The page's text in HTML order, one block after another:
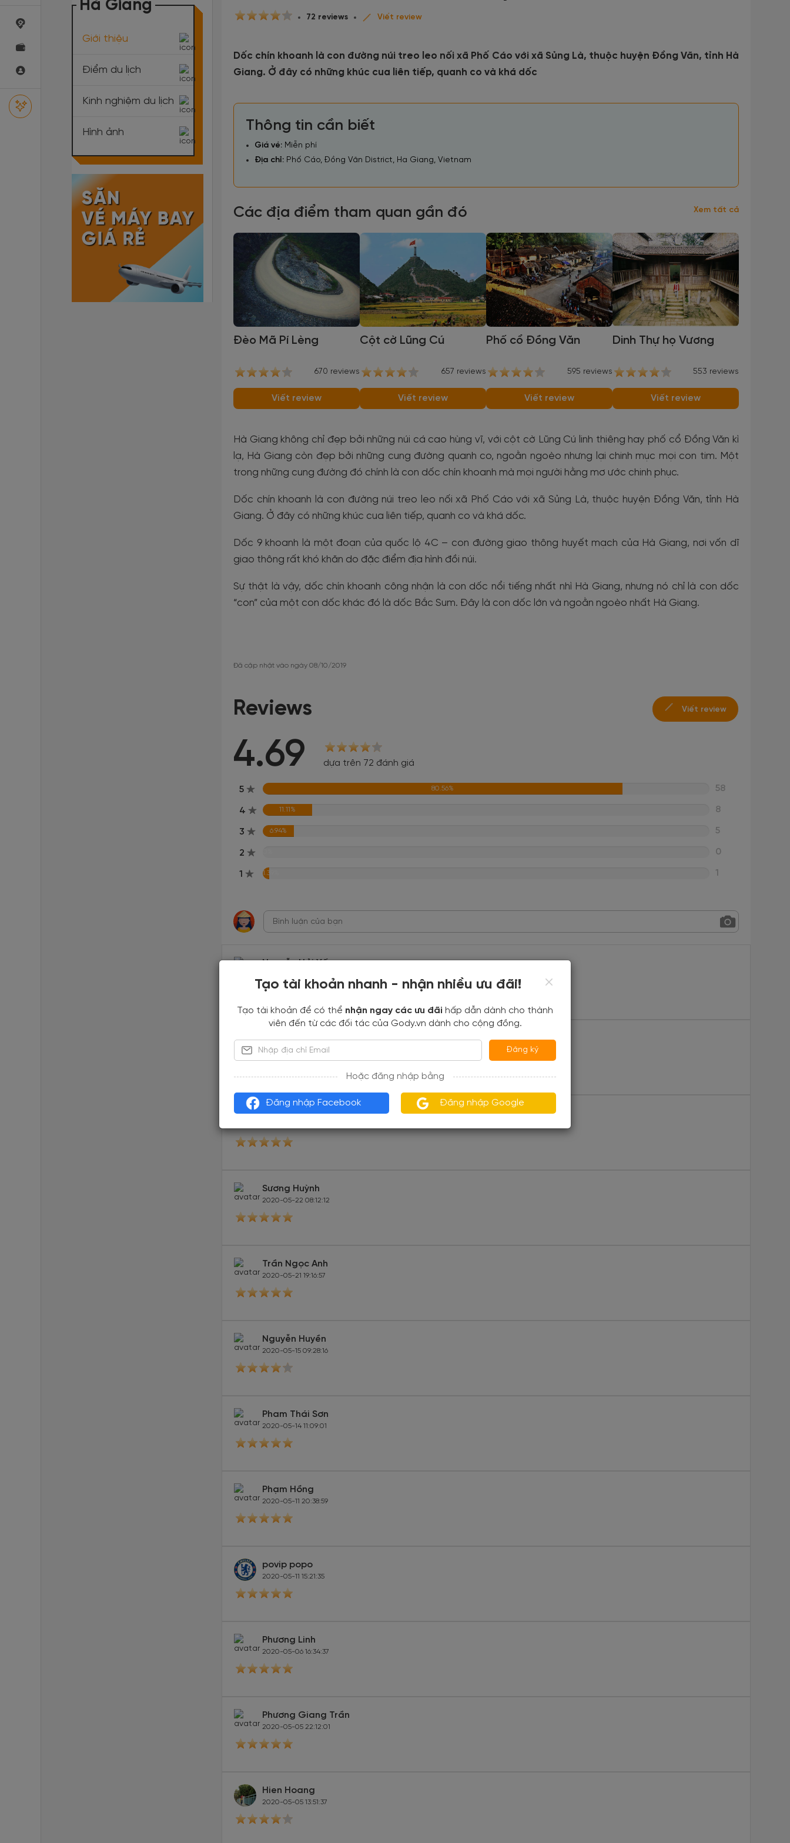
72 reviews Viết review
Dốc chín khoanh là con đường núi treo leo nối xã Phố Cáo với xã Sủng Là, thuộc huyện Đồng Văn, tỉnh Hà
Giang. Ở đây có những khúc cua liên tiếp, quanh co và khá dốc
Thông tin cần biết
Giá vé: Miễn phí
Địa chỉ: Phố Cáo, Đồng Văn District, Ha Giang, Vietnam
Các địa điểm tham quan gần đó Xem tất cả
Đèo Mã Pí Lèng
670 reviews
Viết review
Cột cờ Lũng Cú
657 reviews
Viết review
Phố cổ Đồng Văn
595 reviews
Viết review
Dinh Thự họ Vương
553 reviews
Viết review
Hà Giang không chỉ đẹp bởi những núi cá cao hùng vĩ, với cột cờ Lũng Cú linh thiêng hay phố cổ Đồng Văn kì
lạ, Hà Giang còn đẹp bởi những cung đường quanh co, ngoằn ngoèo nhưng lại chinh mục mọi con tim. Một
trong những cung đường đó chính là con dốc chín khoanh mà mọi người hằng mơ ước chinh phục.
Dốc chín khoanh là con đường núi treo leo nối xã Phố Cáo với xã Sủng Là, thuộc huyện Đồng Văn, tỉnh Hà
Giang. Ở đây có những khúc cua liên tiếp, quanh co và khá dốc.
Dốc 9 khoanh là một đoạn của quốc lộ 4C – con đường giao thông huyết mạch của Hà Giang, nơi vốn dĩ
giao thông rất khó khăn do đặc điểm địa hình đồi núi.
Sự thật là vậy, dốc chín khoanh công nhận là con dốc nổi tiếng nhất nhì Hà Giang, nhưng nó chỉ là con dốc
“con” của một con dốc khác đó là dốc Bắc Sum. Đây là con dốc lớn và ngoằn ngoèo nhất Hà Giang.
Đã cập nhật vào ngày 08/10/2019
Reviews Viết review
4.69 dựa trên 72 đánh giá
5 80.56% 58
4 11.11% 8
3 6.94% 5
2 0
1 1.39% 1
Nguyễn Hải Yến
Nguyễn Công Thương
2020-05-29 10:52:41
Nguyễn Công Đoàn
Sương Huỳnh
2020-05-22 08:12:12
Trần Ngọc Anh
2020-05-21 19:16:57
Nguyễn Huyền
2020-05-15 09:28:16
Pham Thái Sơn
2020-05-14 11:09:01
Phạm Hồng
2020-05-11 20:38:59
povip popo
2020-05-11 15:21:35
Phương Linh
2020-05-06 16:34:37
Phương Giang Trần
2020-05-05 22:12:01
Hien Hoang
2020-05-05 13:51:37
Hà Giang
Giới thiệu
Điểm du lịch
Kinh nghiệm du lịch
Hình ảnh
Tạo tài khoản nhanh - nhận nhiều ưu đãi!
Tạo tài khoản để có thể nhận ngay các ưu đãi hấp dẫn dành cho thành
viên đến từ các đối tác của Gody.vn dành cho cộng đồng.
Đăng ký
Hoặc đăng nhập bằng
Đăng nhập Facebook Đăng nhập Google